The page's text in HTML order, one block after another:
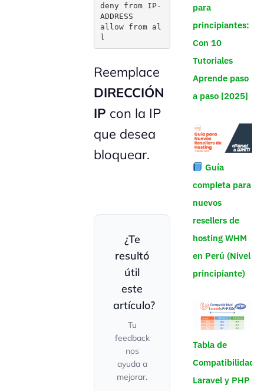
deny from IP-
ADDRESS
allow from al
Reemplace
DIRECCIÓN
IP con la IP
que desea
bloquear.
¿Te
resultó
útil
este
artículo?
Tu
feedback
nos
ayuda a
mejorar.
para
principiantes:
Con 10
Tutoriales
Aprende paso
a paso [2025]
Guía
completa para
nuevos
resellers de
hosting WHM
en Perú (Nivel
principiante)
Tabla de
Compatibilidad
Laravel y PHP